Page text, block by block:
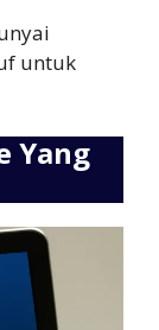
untuk
Yang